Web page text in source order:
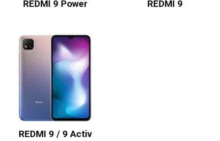
REDMI 9 Power REDMI 9
REDMI 9 / 9 Activ